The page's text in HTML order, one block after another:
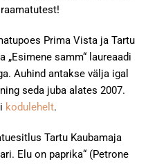
Prima Vista ja Tartu
samm“ laureaadi
Auhind antakse välja igal
seda juba alates 2007.
kodulehelt.
Tartu Kaubamaja
Elu on paprika“ (Petrone